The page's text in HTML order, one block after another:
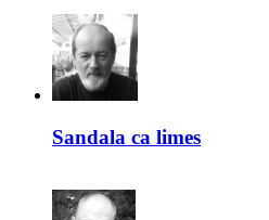
Sandala ca limes